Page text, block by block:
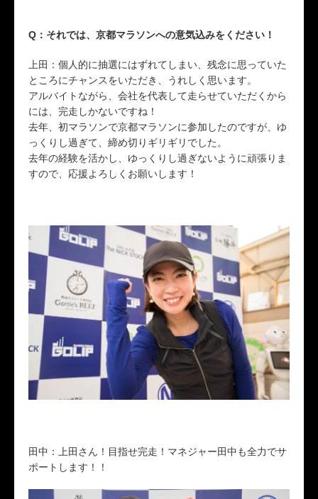
Q：それでは、京都マラソンへの意気込みをください！
上田：個人的に抽選にはずれてしまい、残念に思っていた
ところにチャンスをいただき、うれしく思います。
アルバイトながら、会社を代表して走らせていただくから
には、完走しかないですね！
去年、初マラソンで京都マラソンに参加したのですが、ゆ
っくりし過ぎて、締め切りギリギリでした。
去年の経験を活かし、ゆっくりし過ぎないように頑張りま
すので、応援よろしくお願いします！
田中：上田さん！目指せ完走！マネジャー田中も全力でサ
ポートします！！